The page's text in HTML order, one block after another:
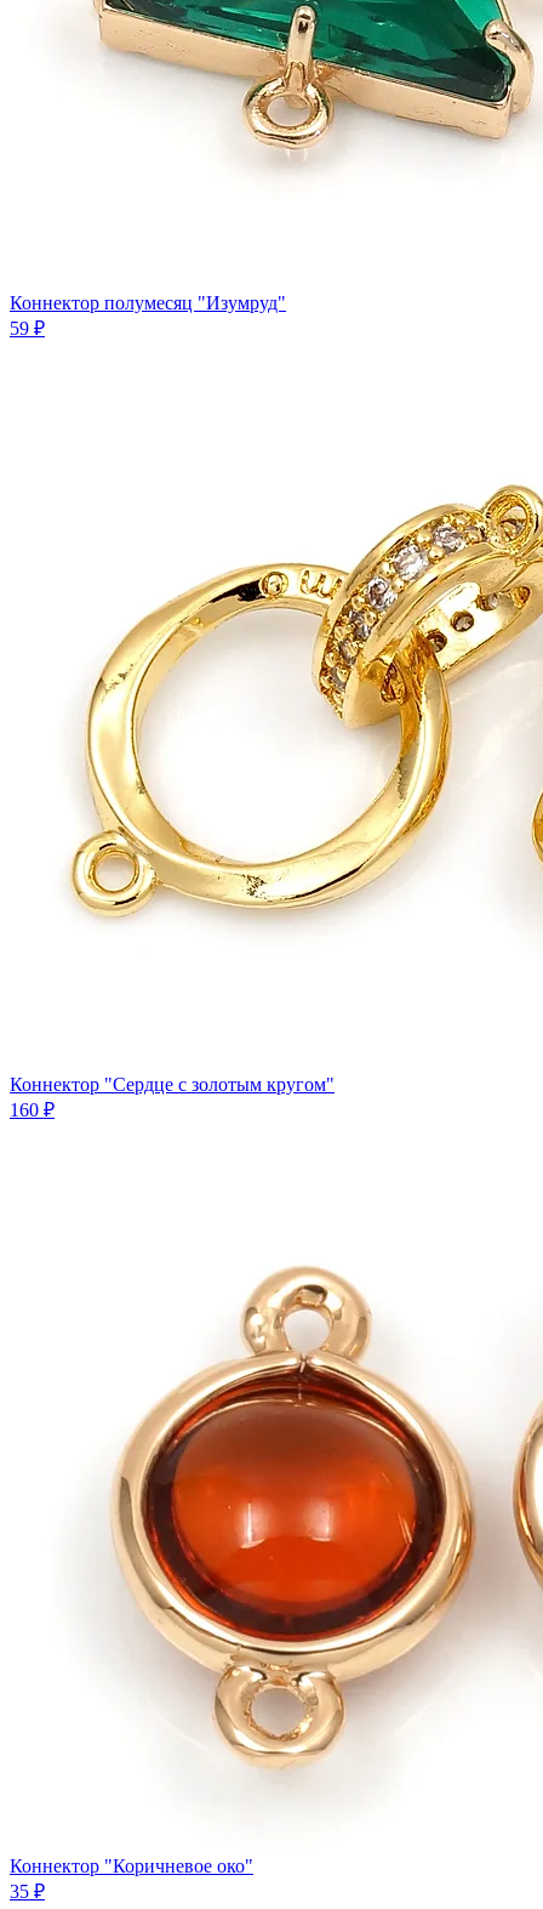
Коннектор полумесяц "Изумруд"
59 ₽
Коннектор "Сердце с золотым кругом"
160 ₽
Коннектор "Коричневое око"
35 ₽